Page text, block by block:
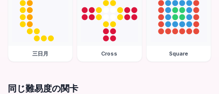
三日月 Cross Square
同じ難易度の関卡